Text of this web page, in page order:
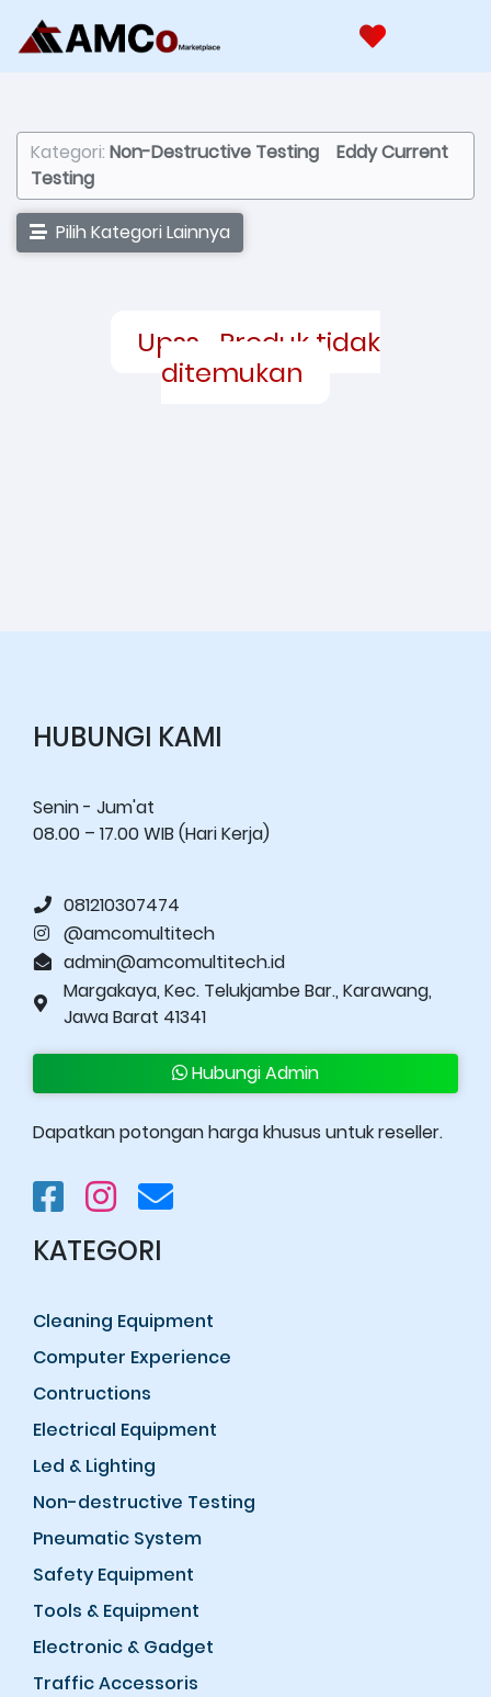
Kategori: Non-Destructive Testing
Eddy Current
Testing
Pilih Kategori Lainnya
Upss... Produk tidak
ditemukan
HUBUNGI KAMI
Senin - Jum'at
08.00 – 17.00 WIB (Hari Kerja)
081210307474
@amcomultitech
admin@amcomultitech.id
Margakaya, Kec. Telukjambe Bar., Karawang,
Jawa Barat 41341
Hubungi Admin
Dapatkan potongan harga khusus untuk reseller.
KATEGORI
Cleaning Equipment
Computer Experience
Contructions
Electrical Equipment
Led & Lighting
Non-destructive Testing
Pneumatic System
Safety Equipment
Tools & Equipment
Electronic & Gadget
Traffic Accessoris